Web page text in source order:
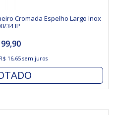
Cromada Espelho Largo Inox
34 IP
R$ 16,65sem juros